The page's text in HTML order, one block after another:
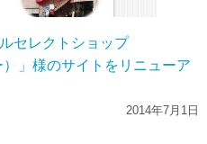
セレクトショップ
）」様のサイトをリニューア
2014年7月1日